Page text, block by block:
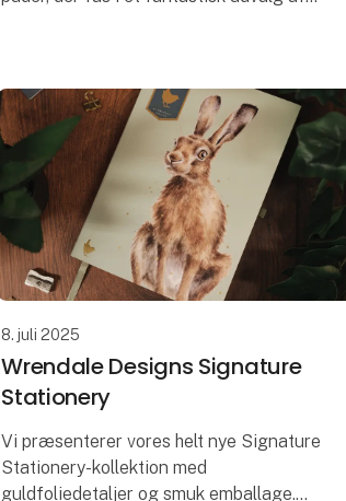
8. juli 2025
Wrendale Designs Signature
Stationery
Vi præsenterer vores helt nye Signature
Stationery-kollektion med
guldfoliedetaljer og smuk emballage.